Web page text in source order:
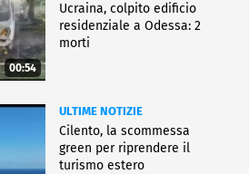
00:54
Ucraina, colpito edificio
residenziale a Odessa: 2
morti
ULTIME NOTIZIE
Cilento, la scommessa
green per riprendere il
turismo estero